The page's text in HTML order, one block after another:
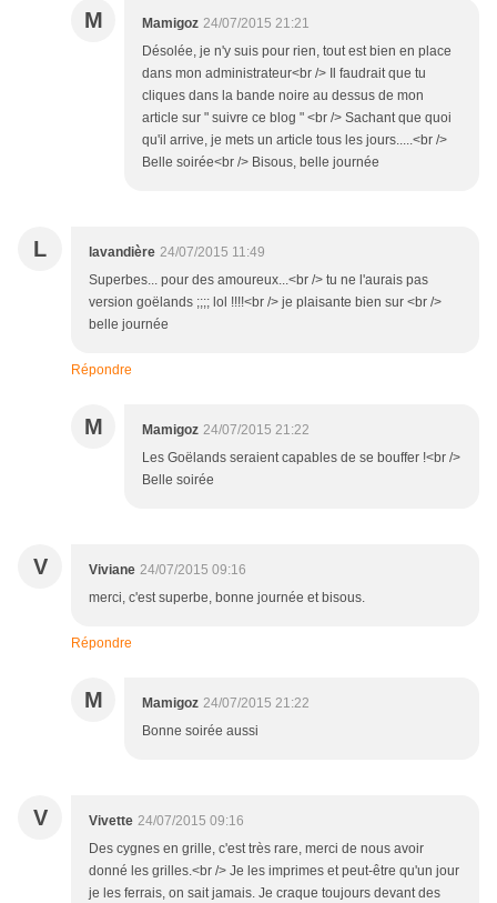
M Mamigoz 24/07/2015 21:21
Désolée, je n'y suis pour rien, tout est bien en place
dans mon administrateur<br /> Il faudrait que tu
cliques dans la bande noire au dessus de mon
article sur " suivre ce blog " <br /> Sachant que quoi
qu'il arrive, je mets un article tous les jours.....<br />
Belle soirée<br /> Bisous, belle journée
L lavandière 24/07/2015 11:49
Superbes... pour des amoureux...<br /> tu ne l'aurais pas
version goëlands ;;;; lol !!!!<br /> je plaisante bien sur <br />
belle journée
Répondre
M Mamigoz 24/07/2015 21:22
Les Goëlands seraient capables de se bouffer !<br />
Belle soirée
V Viviane 24/07/2015 09:16
merci, c'est superbe, bonne journée et bisous.
Répondre
M Mamigoz 24/07/2015 21:22
Bonne soirée aussi
V Vivette 24/07/2015 09:16
Des cygnes en grille, c'est très rare, merci de nous avoir
donné les grilles.<br /> Je les imprimes et peut-être qu'un jour
je les ferrais, on sait jamais. Je craque toujours devant des